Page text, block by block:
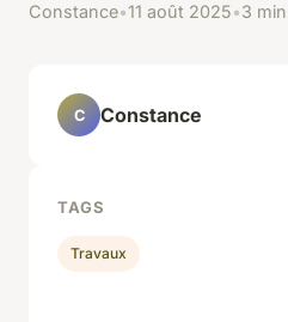
Constance•11 août 2025•3
C Constance
TAGS
Travaux